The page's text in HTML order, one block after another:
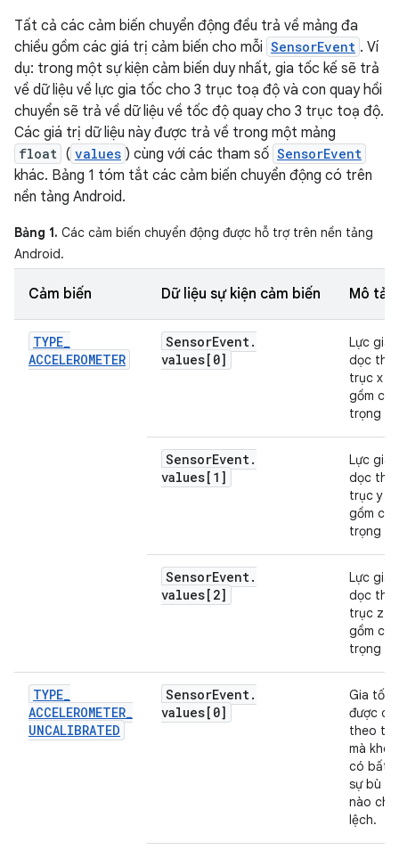
Tất cả các cảm biến chuyển động đều trả về mảng đa
chiều gồm các giá trị cảm biến cho mỗi SensorEvent . Ví
dụ: trong một sự kiện cảm biến duy nhất, gia tốc kế sẽ trả
về dữ liệu về lực gia tốc cho 3 trục toạ độ và con quay hồi
chuyển sẽ trả về dữ liệu về tốc độ quay cho 3 trục toạ độ.
Các giá trị dữ liệu này được trả về trong một mảng
float ( values ) cùng với các tham số SensorEvent
khác. Bảng 1 tóm tắt các cảm biến chuyển động có trên
nền tảng Android.
Bảng 1. Các cảm biến chuyển động được hỗ trợ trên nền tảng
Android.
Cảm biến Dữ liệu sự kiện cảm biến Mô tả
TYPE_
ACCELEROMETER
SensorEvent.
values[0]
Lực gia
dọc
trục x
gồm cả
trọng
SensorEvent.
values[1]
Lực gia
dọc
trục y
gồm cả
trọng
SensorEvent.
values[2]
Lực gia
dọc
trục z
gồm cả
trọng
TYPE_
ACCELEROMETER_
UNCALIBRATED
SensorEvent.
values[0]
Gia tốc
được
theo
mà
có bất
sự bù
nào
lệch.